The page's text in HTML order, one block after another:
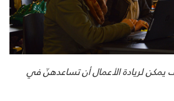
يمكن لريادة الأعمال أن تساعدهنّ في